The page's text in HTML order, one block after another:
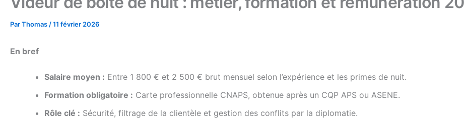
ParThomas /11 février 2026
En bref
Salaire moyen : Entre 1 800 € et 2 500 € brut mensuel selon l’expérience et les primes de nuit.
Formation obligatoire : Carte professionnelle CNAPS, obtenue après un CQP APS ou ASENE.
Rôle clé : Sécurité, filtrage de la clientèle et gestion des conflits par la diplomatie.